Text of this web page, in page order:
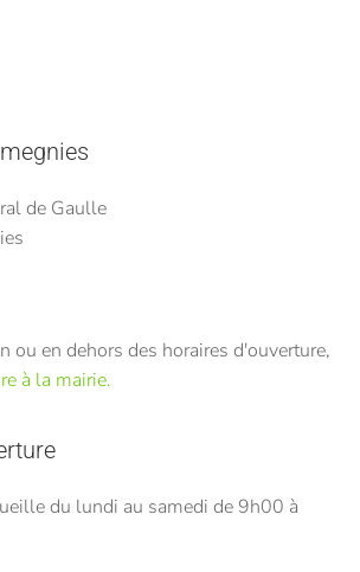
de Gaulle
ou en dehors des horaires d'ouverture,
à la mairie.
du lundi au samedi de 9h00 à